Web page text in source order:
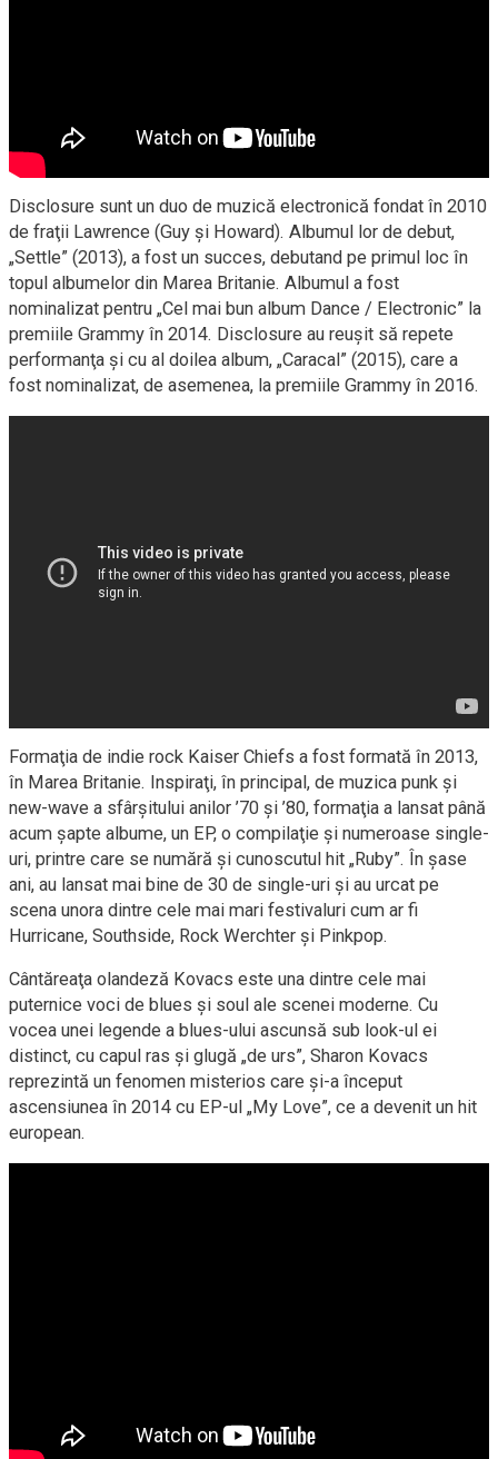
Disclosure sunt un duo de muzică electronică fondat în 2010
de fraţii Lawrence (Guy şi Howard). Albumul lor de debut,
„Settle” (2013), a fost un succes, debutand pe primul loc în
topul albumelor din Marea Britanie. Albumul a fost
nominalizat pentru „Cel mai bun album Dance / Electronic” la
premiile Grammy în 2014. Disclosure au reuşit să repete
performanţa şi cu al doilea album, „Caracal” (2015), care a
fost nominalizat, de asemenea, la premiile Grammy în 2016.
Formaţia de indie rock Kaiser Chiefs a fost formată în 2013,
în Marea Britanie. Inspiraţi, în principal, de muzica punk şi
new-wave a sfârşitului anilor ’70 şi ’80, formaţia a lansat până
acum şapte albume, un EP, o compilaţie şi numeroase single-
uri, printre care se numără şi cunoscutul hit „Ruby”. În şase
ani, au lansat mai bine de 30 de single-uri şi au urcat pe
scena unora dintre cele mai mari festivaluri cum ar fi
Hurricane, Southside, Rock Werchter şi Pinkpop.
Cântăreaţa olandeză Kovacs este una dintre cele mai
puternice voci de blues şi soul ale scenei moderne. Cu
vocea unei legende a blues-ului ascunsă sub look-ul ei
distinct, cu capul ras şi glugă „de urs”, Sharon Kovacs
reprezintă un fenomen misterios care şi-a început
ascensiunea în 2014 cu EP-ul „My Love”, ce a devenit un hit
european.